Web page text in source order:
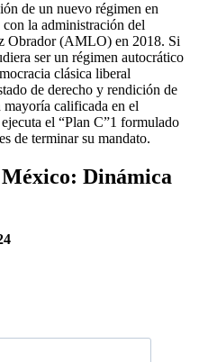
de un nuevo régimen en
la administración del
Obrador (AMLO) en 2018. Si
ser un régimen autocrático
clásica liberal
de derecho y rendición de
calificada en el
el “Plan C”1 formulado
de terminar su mandato.
Dinámica